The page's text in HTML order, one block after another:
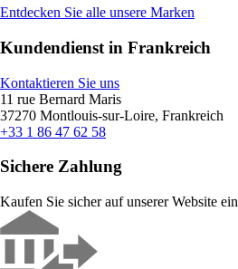
Entdecken Sie alle unsere Marken
Kundendienst in Frankreich
Kontaktieren Sie uns
11 rue Bernard Maris
37270 Montlouis-sur-Loire, Frankreich
+33 1 86 47 62 58
Sichere Zahlung
Kaufen Sie sicher auf unserer Website ein